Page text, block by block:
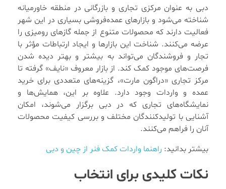
دبی به عنوان مرکزی تجاری و بازرگانی در منطقه خاورمیانه
شناخته می‌شود و بازارهای عمده‌فروشی بسیاری در این شهر
فعالیت دارند که محصولات متنوع از جمله گازهای رومیزی را
عرضه می‌کنند. شناخت این بازارها و ایجاد ارتباطات مؤثر با
تجار و فروشندگان می‌تواند به بیشتر و بهتر دیده شدن
فرصت‌های موجود کمک کند. از بازار معروف «نایف» گرفته تا
مرکز تجاری «دراگون مارت»، گزینه‌های متعددی برای خرید
عمده و واردات وجود دارد. علاوه بر این، همایش‌ها و
نمایشگاه‌های تجاری که در دبی برگزار می‌شوند، امکان
آشنایی با تولیدکنندگان مختلف و بررسی کیفیت محصولات
آنان را فراهم می‌کنند.
بیشتر بدانید: راهنما واردات کمک فنر از چین و دبی
نکات کلیدی برای انتخاب